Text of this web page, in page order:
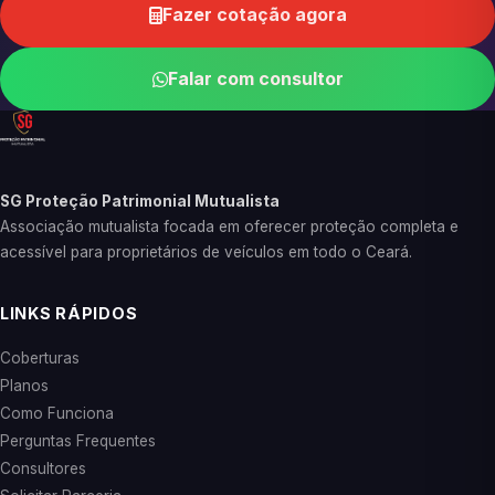
Fazer cotação agora
Falar com consultor
SG Proteção Patrimonial Mutualista
Associação mutualista focada em oferecer proteção completa e
acessível para proprietários de veículos em todo o Ceará.
LINKS RÁPIDOS
Coberturas
Planos
Como Funciona
Perguntas Frequentes
Consultores